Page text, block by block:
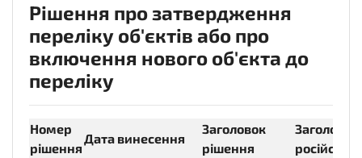
Рішення про затвердження
переліку об'єктів або про
включення нового об'єкта до
переліку
Номер
рішення
Дата винесення
Заголовок
рішення
Заголовок